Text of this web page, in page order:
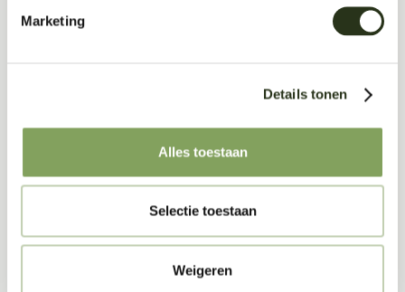
Marketing
Details tonen
Alles toestaan
Selectie toestaan
Weigeren